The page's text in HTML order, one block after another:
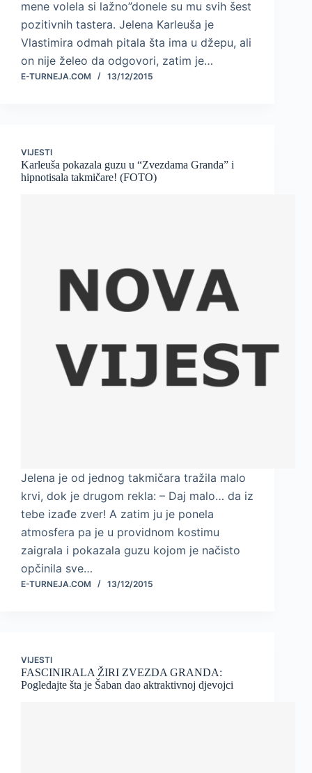
mene volela si lažno”donele su mu svih šest
pozitivnih tastera. Jelena Karleuša je
Vlastimira odmah pitala šta ima u džepu, ali
on nije želeo da odgovori, zatim je…
E-TURNEJA.COM 13/12/2015
VIJESTI
Karleuša pokazala guzu u “Zvezdama Granda” i
hipnotisala takmičare! (FOTO)
Jelena je od jednog takmičara tražila malo
krvi, dok je drugom rekla: – Daj malo… da iz
tebe izađe zver! A zatim ju je ponela
atmosfera pa je u providnom kostimu
zaigrala i pokazala guzu kojom je načisto
opčinila sve…
E-TURNEJA.COM 13/12/2015
VIJESTI
FASCINIRALA ŽIRI ZVEZDA GRANDA:
Pogledajte šta je Šaban dao aktraktivnoj djevojci